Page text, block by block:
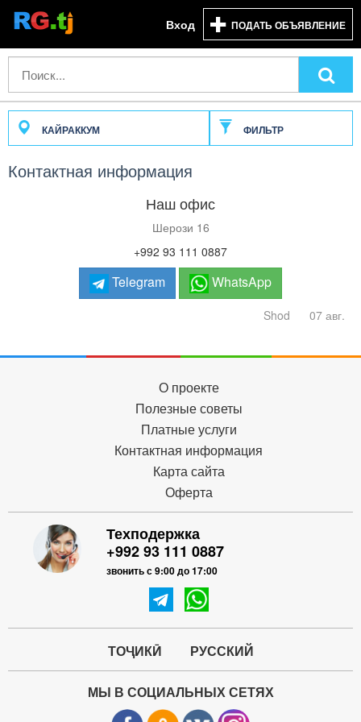
Вход ПОДАТЬ ОБЪЯВЛЕНИЕ
КАЙРАККУМ ФИЛЬТР
Контактная информация
Наш офис
Шерози 16
+992 93 111 0887
Telegram WhatsApp
Shod 07 авг.
О проекте
Полезные советы
Платные услуги
Контактная информация
Карта сайта
Оферта
Техподержка
+992 93 111 0887
звонить с 9:00 до 17:00
ТОҶИКӢ РУССКИЙ
МЫ В СОЦИАЛЬНЫХ СЕТЯХ